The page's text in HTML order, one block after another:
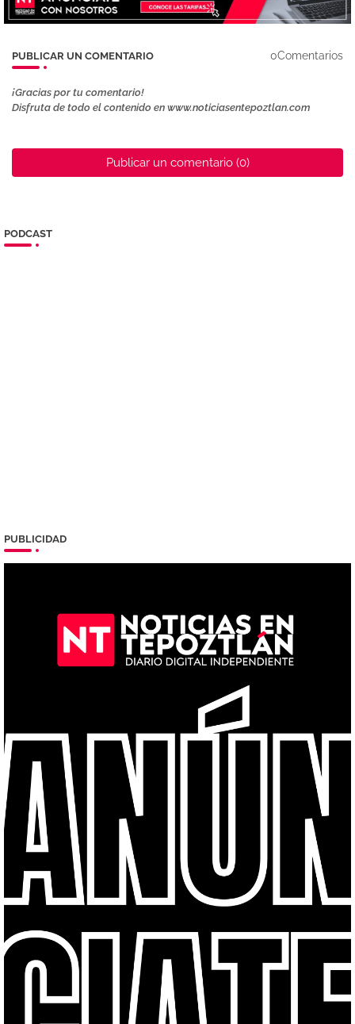
PUBLICAR UN COMENTARIO 0Comentarios
¡Gracias por tu comentario!
Disfruta de todo el contenido en www.noticiasentepoztlan.com
Publicar un comentario (0)
PODCAST
PUBLICIDAD